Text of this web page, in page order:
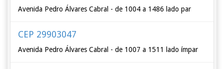
Avenida Pedro Álvares Cabral - de 1004 a 1486 lado par
CEP 29903047
Avenida Pedro Álvares Cabral - de 1007 a 1511 lado ímpar